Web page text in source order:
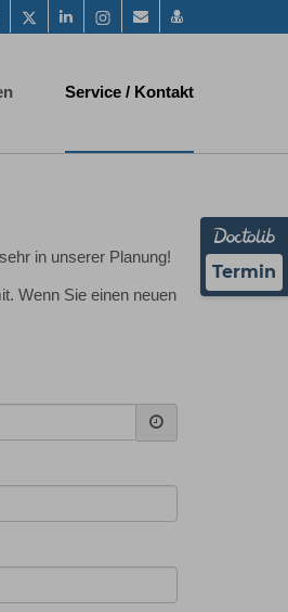
Twitter
Auf
LinkedIn
Instagram-
Seite
Per
Mail
vCard
speichern
Service / Kontakt
in unserer Planung!
Wenn Sie einen neuen
Termin